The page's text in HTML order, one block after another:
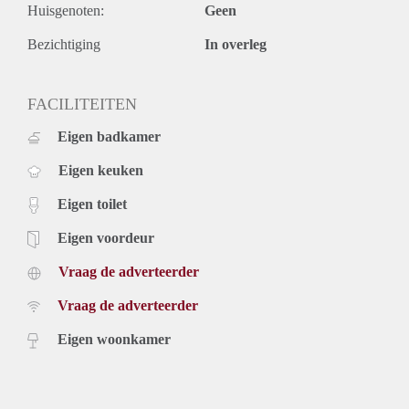
• Mogelijkheid tot parkeren
Huisgenoten: Geen
Bezichtiging In overleg
FACILITEITEN
Eigen badkamer
Eigen keuken
Eigen toilet
Eigen voordeur
Vraag de adverteerder
Vraag de adverteerder
Eigen woonkamer